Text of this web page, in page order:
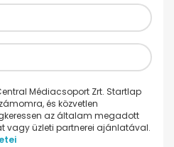
Médiacsoport Zrt. Startlap
és közvetlen
az általam megadott
vagy üzleti partnerei ajánlatával.